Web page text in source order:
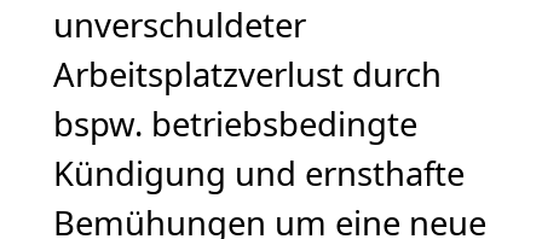
unverschuldeter
Arbeitsplatzverlust durch
bspw. betriebsbedingte
Kündigung und ernsthafte
Bemühungen um eine neue